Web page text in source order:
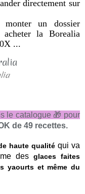
directement sur
monter un dossier
la Borealia
...
le catalogue 🎁 pour
de 49 recettes.
haute qualité qui va
des glaces faites
yaourts et même du